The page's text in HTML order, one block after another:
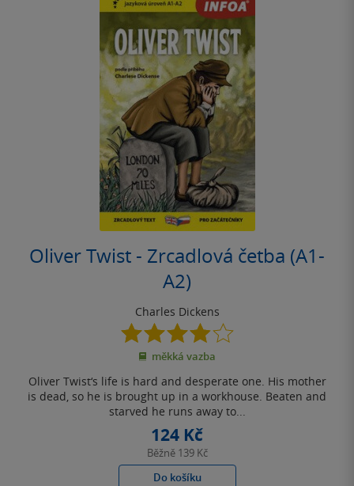
Oliver Twist - Zrcadlová četba (A1-
A2)
Charles Dickens
3.9
z
5
měkká vazba
Oliver Twist‘s life is hard and desperate one. His mother
is dead, so he is brought up in a workhouse. Beaten and
starved he runs away to...
124 Kč
Běžně 139 Kč
Do košíku